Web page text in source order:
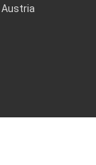
Austria